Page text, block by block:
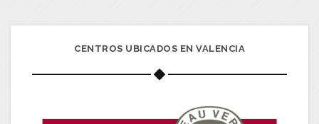
CENTROS UBICADOS EN VALENCIA